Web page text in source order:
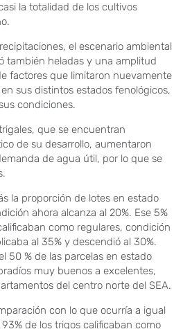
la totalidad de los cultivos
el escenario ambiental
también heladas y una amplitud
factores que limitaron nuevamente
sus distintos estados fenológicos,
condiciones.
que se encuentran
de su desarrollo, aumentaron
de agua útil, por lo que se
la proporción de lotes en estado
ahora alcanza al 20%. Ese 5%
como regulares, condición
al 35% y descendió al 30%.
50 % de las parcelas en estado
muy buenos a excelentes,
del centro norte del SEA.
con lo que ocurría a igual
de los trigos calificaban como